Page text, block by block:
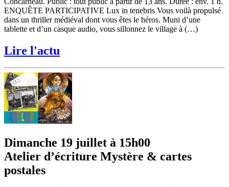
ENQUÊTE PARTICIPATIVE Lux in tenebris Vous voilà propulsé
dans un thriller médiéval dont vous êtes le héros. Muni d’une
tablette et d’un casque audio, vous sillonnez le village à (…)
Lire l'actu
Dimanche 19 juillet à 15h00
Atelier d’écriture Mystère & cartes
postales